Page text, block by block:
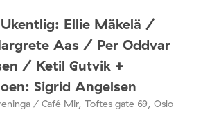
Ellie Mäkelä /
Aas / Per Oddvar
/ Ketil Gutvik +
Sigrid Angelsen
/ Café Mir, Toftes gate 69, Oslo